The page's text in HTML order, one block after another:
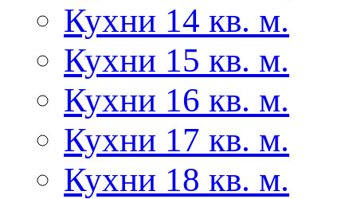
Кухни 14 кв. м.
Кухни 15 кв. м.
Кухни 16 кв. м.
Кухни 17 кв. м.
Кухни 18 кв. м.